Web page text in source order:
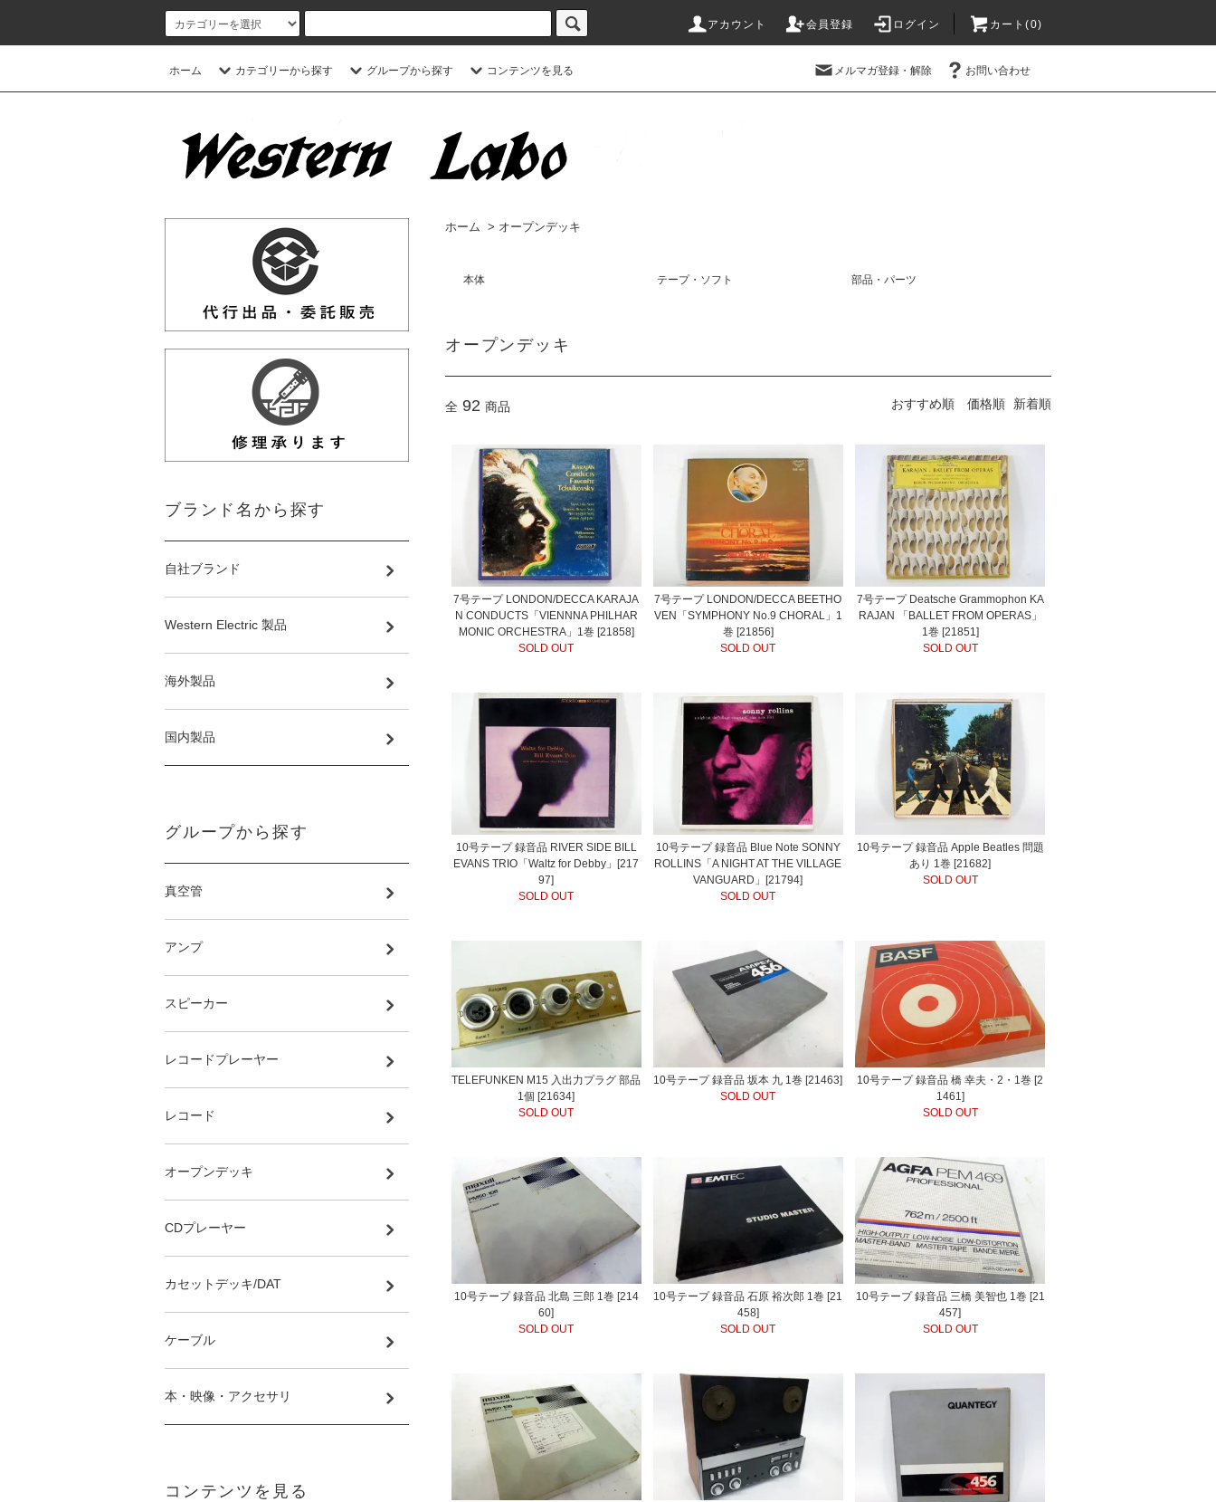
アカウント 会員登録 ログイン カート(0)
ホーム カテゴリーから探す グループから探す コンテンツを見る メルマガ登録・解除 お問い合わせ
ホーム > オープンデッキ
本体 テープ・ソフト 部品・パーツ
オープンデッキ
全 92 商品 おすすめ順 価格順 新着順
7号テープ LONDON/DECCA KARAJA
N CONDUCTS「VIENNNA PHILHAR
MONIC ORCHESTRA」1巻 [21858]
SOLD OUT
7号テープ LONDON/DECCA BEETHO
VEN「SYMPHONY No.9 CHORAL」1
巻 [21856]
SOLD OUT
7号テープ Deatsche Grammophon KA
RAJAN 「BALLET FROM OPERAS」
1巻 [21851]
SOLD OUT
10号テープ 録音品 RIVER SIDE BILL
EVANS TRIO「Waltz for Debby」[217
97]
SOLD OUT
10号テープ 録音品 Blue Note SONNY
ROLLINS「A NIGHT AT THE VILLAGE
VANGUARD」[21794]
SOLD OUT
10号テープ 録音品 Apple Beatles 問題
あり 1巻 [21682]
SOLD OUT
TELEFUNKEN M15 入出力プラグ 部品
1個 [21634]
SOLD OUT
10号テープ 録音品 坂本 九 1巻 [21463]
SOLD OUT
10号テープ 録音品 橋 幸夫・2・1巻 [2
1461]
SOLD OUT
10号テープ 録音品 北島 三郎 1巻 [214
60]
SOLD OUT
10号テープ 録音品 石原 裕次郎 1巻 [21
458]
SOLD OUT
10号テープ 録音品 三橋 美智也 1巻 [21
457]
SOLD OUT
ブランド名から探す
自社ブランド
Western Electric 製品
海外製品
国内製品
グループから探す
真空管
アンプ
スピーカー
レコードプレーヤー
レコード
オープンデッキ
CDプレーヤー
カセットデッキ/DAT
ケーブル
本・映像・アクセサリ
コンテンツを見る